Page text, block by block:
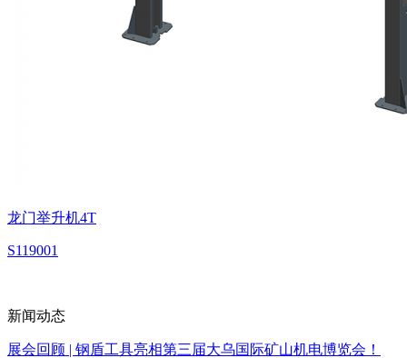
龙门举升机4T
S119001
新闻动态
展会回顾 | 钢盾工具亮相第三届大乌国际矿山机电博览会！